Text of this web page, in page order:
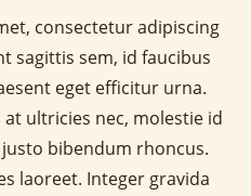
consectetur adipiscing
sagittis sem, id faucibus
eget efficitur urna.
ultricies nec, molestie id
bibendum rhoncus.
laoreet. Integer gravida